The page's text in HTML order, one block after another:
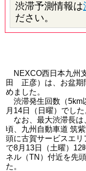
渋滞予測情報は
ださい。
NEXCO西日本九州
田 正彦）は、お盆期
めました。
渋滞発生回数（5km
月14日（日曜）でした
なお、最大渋滞長
頃、九州自動車道 筑
頭に古賀サービスエ
で8月13日（土曜）12
ネル（TN）付近を先
た。